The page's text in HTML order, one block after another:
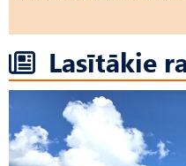
Lasītākie